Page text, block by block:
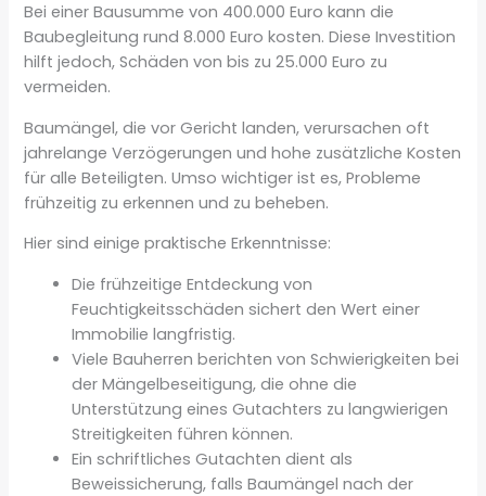
Bei einer Bausumme von 400.000 Euro kann die
Baubegleitung rund 8.000 Euro kosten. Diese Investition
hilft jedoch, Schäden von bis zu 25.000 Euro zu
vermeiden.
Baumängel, die vor Gericht landen, verursachen oft
jahrelange Verzögerungen und hohe zusätzliche Kosten
für alle Beteiligten. Umso wichtiger ist es, Probleme
frühzeitig zu erkennen und zu beheben.
Hier sind einige praktische Erkenntnisse:
Die frühzeitige Entdeckung von
Feuchtigkeitsschäden sichert den Wert einer
Immobilie langfristig.
Viele Bauherren berichten von Schwierigkeiten bei
der Mängelbeseitigung, die ohne die
Unterstützung eines Gutachters zu langwierigen
Streitigkeiten führen können.
Ein schriftliches Gutachten dient als
Beweissicherung, falls Baumängel nach der